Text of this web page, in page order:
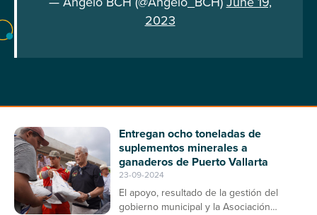
2023
Entregan ocho toneladas de
suplementos minerales a
ganaderos de Puerto Vallarta
23-09-2024
El apoyo, resultado de la gestión del
gobierno municipal y la Asociación